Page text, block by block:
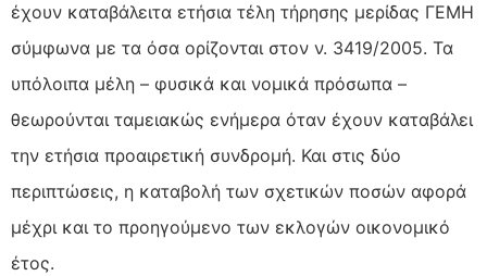
έχουν καταβάλειτα ετήσια τέλη τήρησης μερίδας ΓΕΜΗ
σύμφωνα με τα όσα ορίζονται στον ν. 3419/2005. Τα
υπόλοιπα μέλη – φυσικά και νομικά πρόσωπα –
θεωρούνται ταμειακώς ενήμερα όταν έχουν καταβάλει
την ετήσια προαιρετική συνδρομή. Και στις δύο
περιπτώσεις, η καταβολή των σχετικών ποσών αφορά
μέχρι και το προηγούμενο των εκλογών οικονομικό
έτος.